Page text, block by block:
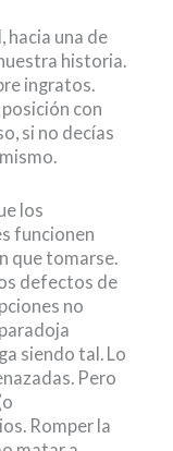
hacia una de
historia.
ingratos.
con
si no decías
los
funcionen
que tomarse.
defectos de
no
siendo tal. Lo
Pero
Romper la